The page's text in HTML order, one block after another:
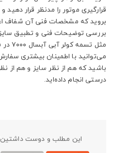
قرارگیری موتور را مدنظر قرار
بروید که مشخصات فنی آن شفاف
بررسی توضیحات فنی و تطبیق
مثل
می‌توانید با اطمینان بیشتری
باشید که هم از نظر سایز و هم از
درستی انجام داده‌اید.
این مطلب و دوست